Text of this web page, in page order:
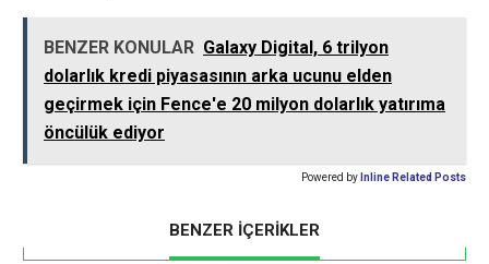
BENZER KONULAR Galaxy Digital, 6 trilyon
dolarlık kredi piyasasının arka ucunu elden
geçirmek için Fence'e 20 milyon dolarlık yatırıma
öncülük ediyor
Powered by Inline Related Posts
BENZER İÇERİKLER